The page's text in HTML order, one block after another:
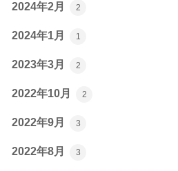
2024年2月 2
2024年1月 1
2023年3月 2
2022年10月 2
2022年9月 3
2022年8月 3